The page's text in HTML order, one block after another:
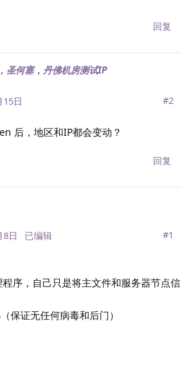
回复
圣何塞，丹佛机房测试IP
15日 #2
后，地区和IP都会变动？
回复
8日 已编辑 #1
序，自己只是将主文件和服务器节点信
保证无任何病毒和后门）